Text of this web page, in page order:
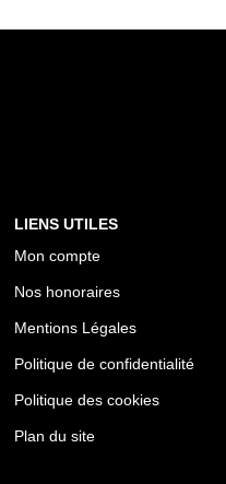
LIENS UTILES
Mon compte
Nos honoraires
Mentions Légales
Politique de confidentialité
Politique des cookies
Plan du site